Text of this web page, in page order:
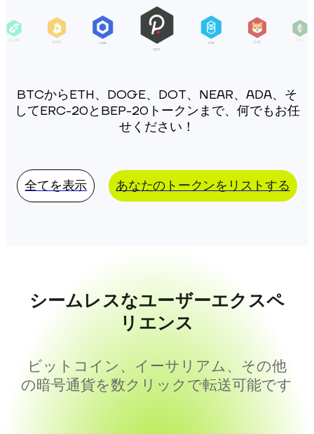
BTCからETH、DOGE、DOT、NEAR、ADA、そ
してERC-20とBEP-20トークンまで、何でもお任
せください！
全てを表示 あなたのトークンをリストする
シームレスなユーザーエクスペ
リエンス
ビットコイン、イーサリアム、その他
の暗号通貨を数クリックで転送可能です